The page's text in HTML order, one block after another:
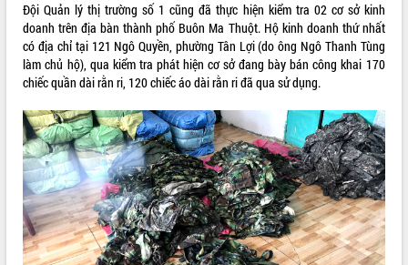
VIDEO
Không có file video nào để phát.
Đội Quản lý thị trường số 1 cũng đã thực hiện kiểm tra 02 cơ sở kinh
doanh trên địa bàn thành phố Buôn Ma Thuột. Hộ kinh doanh thứ nhất
có địa chỉ tại 121 Ngô Quyền, phường Tân Lợi (do ông Ngô Thanh Tùng
làm chủ hộ), qua kiểm tra phát hiện cơ sở đang bày bán công khai 170
chiếc quần dài rằn ri, 120 chiếc áo dài rằn ri đã qua sử dụng.